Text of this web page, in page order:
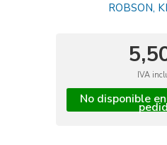
ROBSON,
IVA
No disponible